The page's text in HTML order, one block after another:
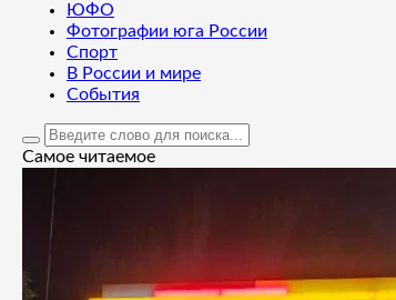
ЮФО
Фотографии юга России
Спорт
В России и мире
События
Самое читаемое